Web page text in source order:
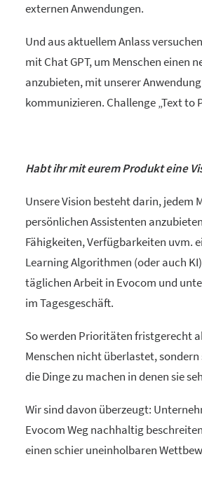
externen Anwendungen.
Und aus aktuellem Anlass
mit Chat GPT, um Menschen einen
anzubieten, mit unserer
kommunizieren. Challenge „Text to
Habt ihr mit eurem Produkt eine
Unsere Vision besteht darin, jedem
persönlichen Assistenten
Fähigkeiten, Verfügbarkeiten uvm.
Learning Algorithmen (oder auch
täglichen Arbeit in Evocom und
im Tagesgeschäft.
So werden Prioritäten fristgerecht
Menschen nicht überlastet,
die Dinge zu machen in denen sie
Wir sind davon überzeugt:
Evocom Weg nachhaltig
einen schier uneinholbaren